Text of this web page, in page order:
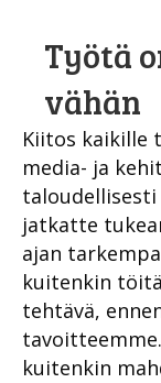
Työtä
vähän
Kiitos kaikille
media- ja
taloudellisesti
jatkatte
ajan
kuitenkin
tehtävä,
kuitenkin